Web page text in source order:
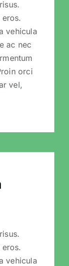
vehicula
ac nec
orci
vel,
vehicula